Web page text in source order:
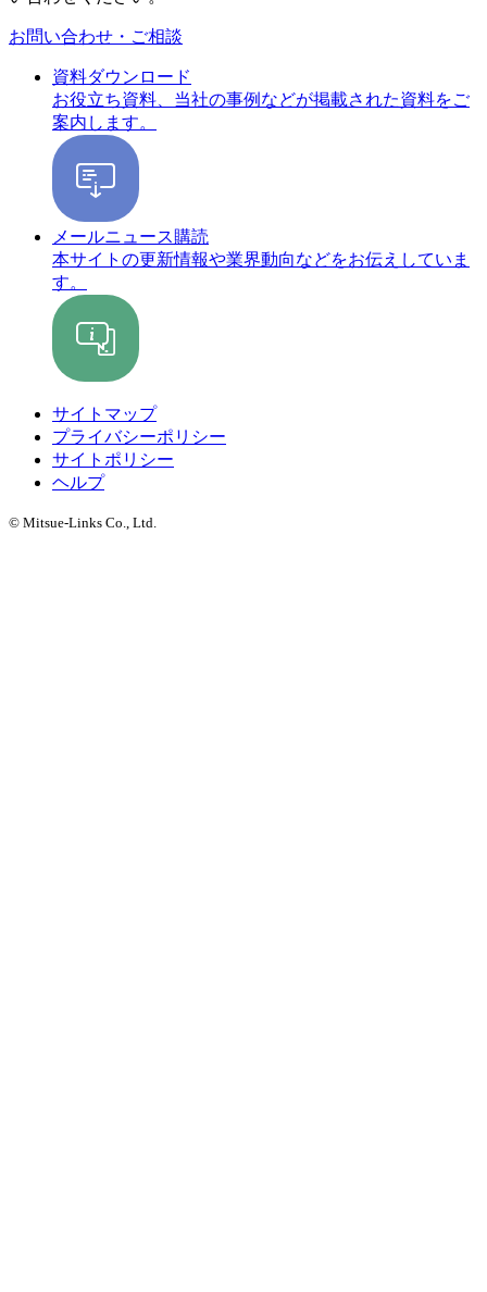
お問い合わせ・ご相談
資料ダウンロード
お役立ち資料、当社の事例などが掲載された資料をご
案内します。
メールニュース購読
本サイトの更新情報や業界動向などをお伝えしていま
す。
サイトマップ
プライバシーポリシー
サイトポリシー
ヘルプ
© Mitsue-Links Co., Ltd.